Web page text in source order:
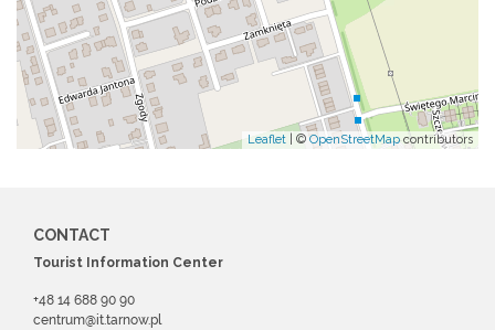
Leaflet | © OpenStreetMap contributors
CONTACT
Tourist Information Center
+48 14 688 90 90
centrum@it.tarnow.pl